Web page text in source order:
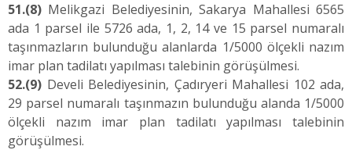
51.(8) Melikgazi Belediyesinin, Sakarya Mahallesi 6565
ada 1 parsel ile 5726 ada, 1, 2, 14 ve 15 parsel numaralı
taşınmazların bulunduğu alanlarda 1/5000 ölçekli nazım
imar plan tadilatı yapılması talebinin görüşülmesi.
52.(9) Develi Belediyesinin, Çadıryeri Mahallesi 102 ada,
29 parsel numaralı taşınmazın bulunduğu alanda 1/5000
ölçekli nazım imar plan tadilatı yapılması talebinin
görüşülmesi.